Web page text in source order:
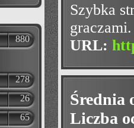
880
278
26
65
Szybka
URL:
Średnia
Liczba